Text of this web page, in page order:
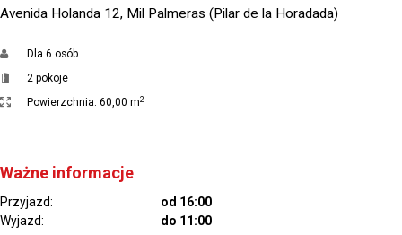
Avenida Holanda 12, Mil Palmeras (Pilar de la Horadada)
Dla 6 osób
2 pokoje
Powierzchnia: 60,00 m2
Ważne informacje
Przyjazd:
od 16:00
Wyjazd:
do 11:00